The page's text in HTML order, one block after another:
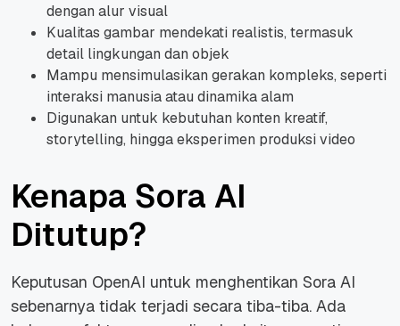
dengan alur visual
Kualitas gambar mendekati realistis, termasuk
detail lingkungan dan objek
Mampu mensimulasikan gerakan kompleks, seperti
interaksi manusia atau dinamika alam
Digunakan untuk kebutuhan konten kreatif,
storytelling, hingga eksperimen produksi video
Kenapa Sora AI
Ditutup?
Keputusan OpenAI untuk menghentikan Sora AI
sebenarnya tidak terjadi secara tiba-tiba. Ada